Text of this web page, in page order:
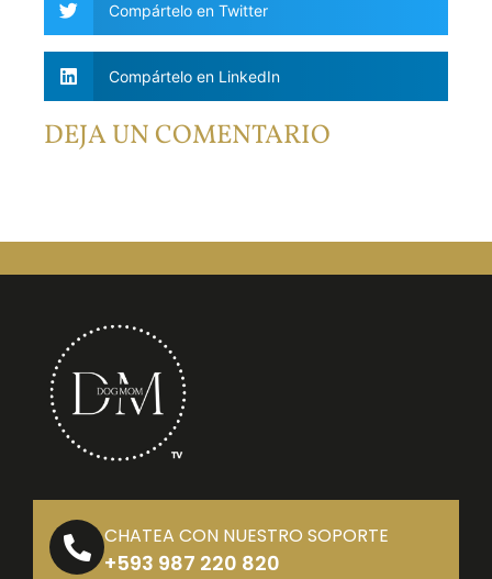
Compártelo en Twitter
Compártelo en LinkedIn
DEJA UN COMENTARIO
CHATEA CON NUESTRO SOPORTE
+593 987 220 820